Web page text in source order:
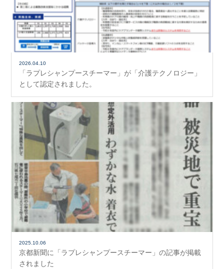
2026.04.10
「ラプレシャンプースチーマー」が「介護テクノロジー」
として認定されました。
2025.10.06
京都新聞に「ラプレシャンプースチーマー」の記事が掲載
されました